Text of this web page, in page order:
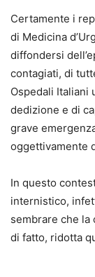
Certamente i
di Medicina
diffondersi
contagiati, di
Ospedali Italiani
dedizione e di
grave
oggettivamente
In questo
internistico,
sembrare che la
di fatto, ridotta